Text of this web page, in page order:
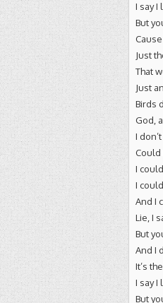
I say I
But
Just
That
Just
Birds
God,
I
Could
I
I
And I
Lie, I
But
And I
It’s
I say I
But